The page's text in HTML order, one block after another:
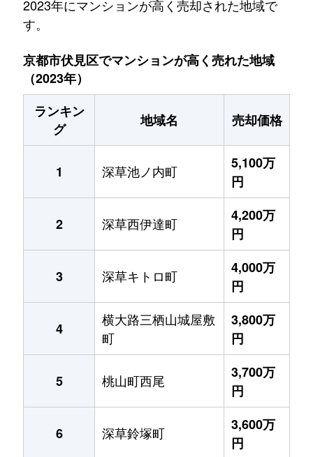
2023年にマンションが高く売却された地域で
す。
京都市伏見区でマンションが高く売れた地域
（2023年）
ランキン
グ
地域名 売却価格
1 深草池ノ内町
5,100万
円
2 深草西伊達町
4,200万
円
3 深草キトロ町
4,000万
円
4
横大路三栖山城屋敷
町
3,800万
円
5 桃山町西尾
3,700万
円
6 深草鈴塚町
3,600万
円